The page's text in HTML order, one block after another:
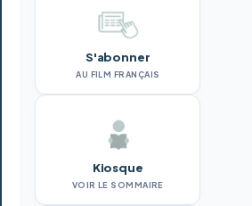
S'abonner
AU FILM FRANÇAIS
Kiosque
VOIR LE SOMMAIRE